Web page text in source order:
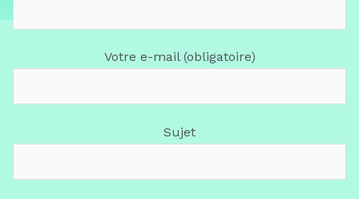
Votre e-mail (obligatoire)
Sujet